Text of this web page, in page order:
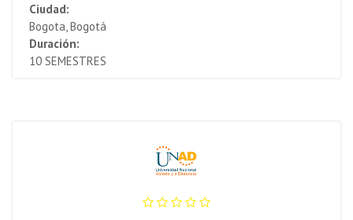
Ciudad:
Bogota, Bogotá
Duración:
10 SEMESTRES